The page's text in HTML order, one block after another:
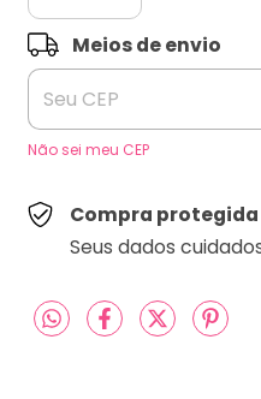
Entregas para o CEP:
Meios de envio
Não sei meu CEP
Compra protegida
Seus dados